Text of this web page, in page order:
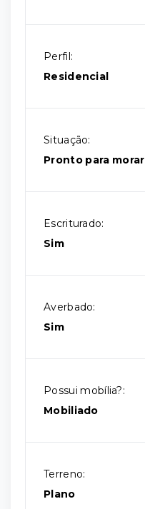
Perfil:
Residencial
Situação:
Pronto para morar
Escriturado:
Sim
Averbado:
Sim
Possui mobília?:
Mobiliado
Terreno:
Plano